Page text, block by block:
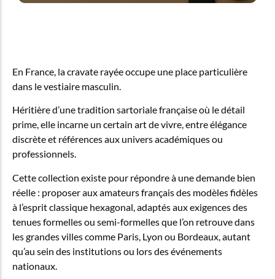
En France, la cravate rayée occupe une place particulière
dans le vestiaire masculin.
Héritière d’une tradition sartoriale française où le détail
prime, elle incarne un certain art de vivre, entre élégance
discrète et références aux univers académiques ou
professionnels.
Cette collection existe pour répondre à une demande bien
réelle : proposer aux amateurs français des modèles fidèles
à l’esprit classique hexagonal, adaptés aux exigences des
tenues formelles ou semi-formelles que l’on retrouve dans
les grandes villes comme Paris, Lyon ou Bordeaux, autant
qu’au sein des institutions ou lors des événements
nationaux.